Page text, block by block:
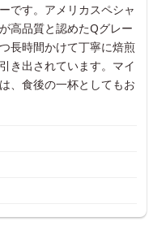
です。アメリカスペシャ
高品質と認めたQグレー
長時間かけて丁寧に焙煎
き出されています。マイ
、食後の一杯としてもお